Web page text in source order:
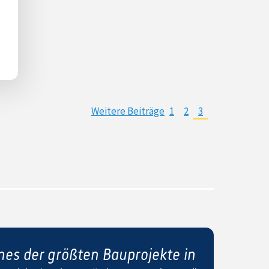
Weitere Beiträge 1 2 3
der größten Bauprojekte in